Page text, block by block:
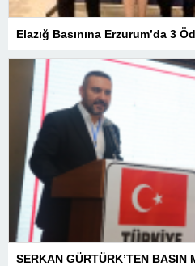
Elazığ Basınına Erzurum’da 3
SERKAN GÜRTÜRK’TEN BASIN